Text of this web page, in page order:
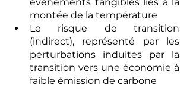
événements tangibles liés à la
montée de la température
Le risque de transition
(indirect), représenté par les
perturbations induites par la
transition vers une économie à
faible émission de carbone